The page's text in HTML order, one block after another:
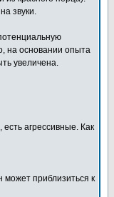
звуки.
на основании опыта
увеличена.
агрессивные. Как
приблизиться к